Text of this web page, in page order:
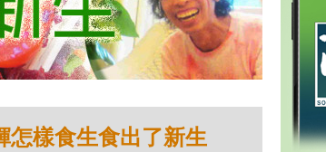
怎樣食生食出了新生